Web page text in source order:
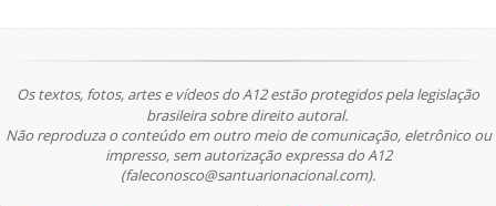
Os textos, fotos, artes e vídeos do A12 estão protegidos pela legislação
brasileira sobre direito autoral.
Não reproduza o conteúdo em outro meio de comunicação, eletrônico ou
impresso, sem autorização expressa do A12
(faleconosco@santuarionacional.com).